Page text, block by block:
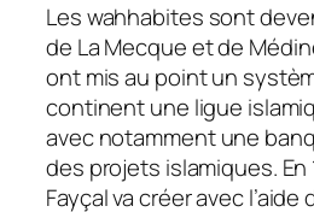
Les wahhabites sont
de La Mecque et de
ont mis au point un
continent une ligue
avec notamment une
des projets islamiques. En
Fayçal va créer avec